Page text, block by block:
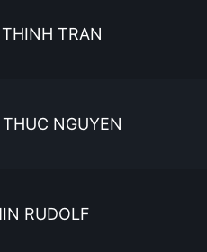
TRAN
NGUYEN
RUDOLF